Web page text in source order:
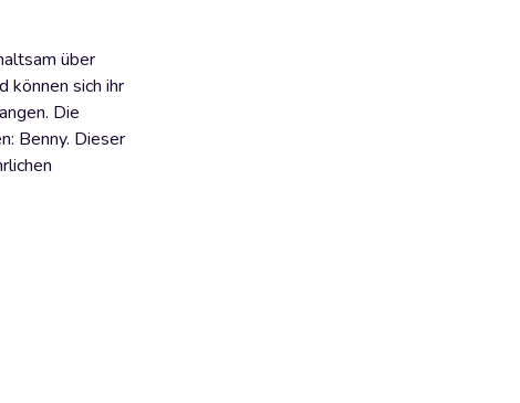
über
können sich ihr
Die
Benny. Dieser